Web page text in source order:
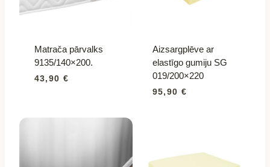
Matrača pārvalks
9135/140×200.
43,90 €
Aizsargplēve ar
elastīgo gumiju SG
019/200×220
95,90 €